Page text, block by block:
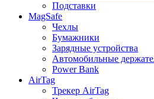
Подставки
MagSafe
Чехлы
Бумажники
Зарядные устройства
Автомобильные
Power Bank
AirTag
Трекер AirTag